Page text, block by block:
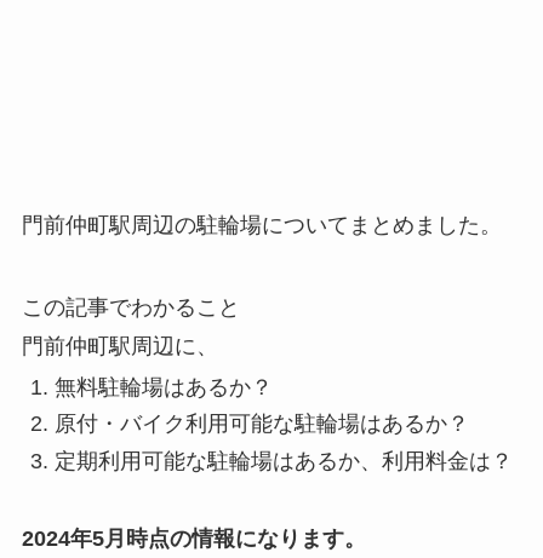
門前仲町駅周辺の駐輪場についてまとめました。
この記事でわかること
門前仲町駅周辺に、
無料駐輪場はあるか？
原付・バイク利用可能な駐輪場はあるか？
定期利用可能な駐輪場はあるか、利用料金は？
2024年5月時点の情報になります。